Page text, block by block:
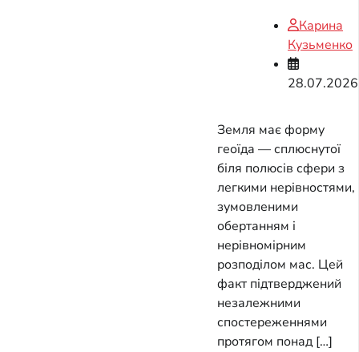
Карина
Кузьменко
28.07.2026
Земля має форму
геоїда — сплюснутої
біля полюсів сфери з
легкими нерівностями,
зумовленими
обертанням і
нерівномірним
розподілом мас. Цей
факт підтверджений
незалежними
спостереженнями
протягом понад […]